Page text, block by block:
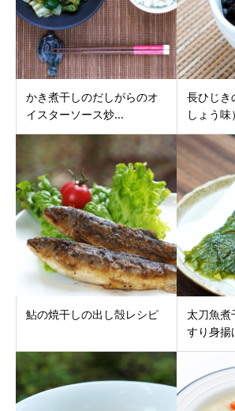
かき煮干しのだしがらのオ
イスターソース炒...
長ひじき
しょう味）
鮎の焼干しの出し殻レシピ
太刀魚煮
すり身揚